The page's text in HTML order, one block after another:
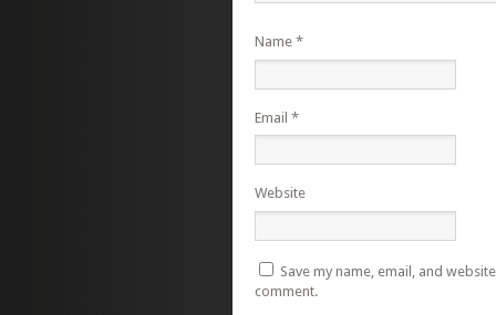
Name *
Email *
Website
Save my name, email, and
comment.